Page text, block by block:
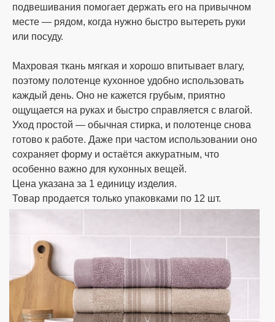
Способы оплаты
оплата наличными при самовывозе по
адресу г. Одесса рынок 7км;
оплата банковским или почтовым
переводом;
расчет с помощью карты Приватбанка;
расчет при получении на почте.
(наложенный платёж с предоплатой 10%
от суммы заказа, но не менее 200 грн.)
менеджер поможет вам подобрать удобный
способ оплаты и уточнит все необходимые
реквизиты. При подтверждении и оплате
заказов до 14:00 отправка в тот же день,
остальные на следующий день.
подвешивания помогает держать его на привычном
месте — рядом, когда нужно быстро вытереть руки
или посуду.
Махровая ткань мягкая и хорошо впитывает влагу,
поэтому полотенце кухонное удобно использовать
каждый день. Оно не кажется грубым, приятно
ощущается на руках и быстро справляется с влагой.
Уход простой — обычная стирка, и полотенце снова
готово к работе. Даже при частом использовании оно
сохраняет форму и остаётся аккуратным, что
особенно важно для кухонных вещей.
Цена указана за 1 единицу изделия.
Товар продается только упаковками по 12 шт.